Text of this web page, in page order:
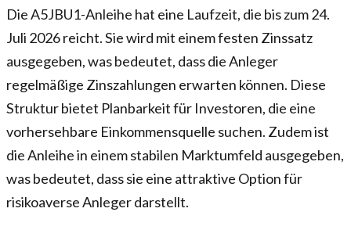
Die A5JBU1-Anleihe hat eine Laufzeit, die bis zum 24.
Juli 2026 reicht. Sie wird mit einem festen Zinssatz
ausgegeben, was bedeutet, dass die Anleger
regelmäßige Zinszahlungen erwarten können. Diese
Struktur bietet Planbarkeit für Investoren, die eine
vorhersehbare Einkommensquelle suchen. Zudem ist
die Anleihe in einem stabilen Marktumfeld ausgegeben,
was bedeutet, dass sie eine attraktive Option für
risikoaverse Anleger darstellt.